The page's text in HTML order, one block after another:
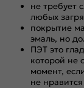
не требует
любых
покрытие
эмаль, но
ПЭТ это
которой не
момент,
не